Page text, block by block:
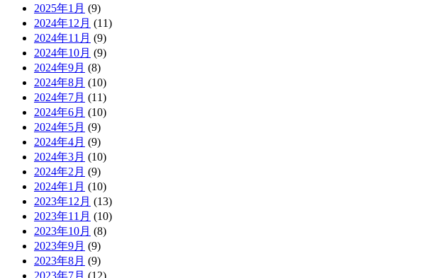
2025年1月 (9)
2024年12月 (11)
2024年11月 (9)
2024年10月 (9)
2024年9月 (8)
2024年8月 (10)
2024年7月 (11)
2024年6月 (10)
2024年5月 (9)
2024年4月 (9)
2024年3月 (10)
2024年2月 (9)
2024年1月 (10)
2023年12月 (13)
2023年11月 (10)
2023年10月 (8)
2023年9月 (9)
2023年8月 (9)
2023年7月 (12)